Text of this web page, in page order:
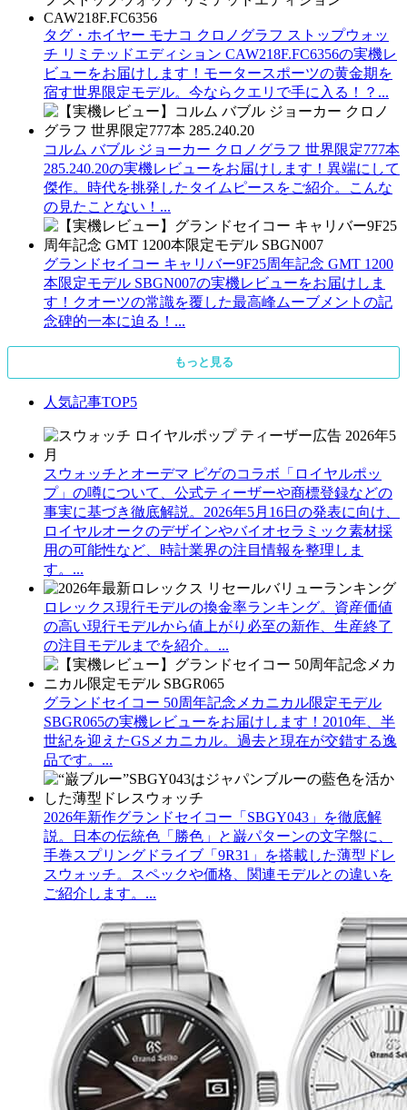
タグ・ホイヤー モナコ クロノグラフ ストップウォッ
チ リミテッドエディション CAW218F.FC6356の実機レ
ビューをお届けします！モータースポーツの黄金期を
宿す世界限定モデル。今ならクエリで手に入る！？...
コルム バブル ジョーカー クロノグラフ 世界限定777本
285.240.20の実機レビューをお届けします！異端にして
傑作。時代を挑発したタイムピースをご紹介。こんな
の見たことない！...
グランドセイコー キャリバー9F25周年記念 GMT 1200
本限定モデル SBGN007の実機レビューをお届けしま
す！クオーツの常識を覆した最高峰ムーブメントの記
念碑的一本に迫る！...
もっと見る
人気記事TOP5
スウォッチとオーデマ ピゲのコラボ「ロイヤルポッ
プ」の噂について、公式ティーザーや商標登録などの
事実に基づき徹底解説。2026年5月16日の発表に向け、
ロイヤルオークのデザインやバイオセラミック素材採
用の可能性など、時計業界の注目情報を整理しま
す。...
ロレックス現行モデルの換金率ランキング。資産価値
の高い現行モデルから値上がり必至の新作、生産終了
の注目モデルまでを紹介。...
グランドセイコー 50周年記念メカニカル限定モデル
SBGR065の実機レビューをお届けします！2010年、半
世紀を迎えたGSメカニカル。過去と現在が交錯する逸
品です。...
2026年新作グランドセイコー「SBGY043」を徹底解
説。日本の伝統色「勝色」と巌パターンの文字盤に、
手巻スプリングドライブ「9R31」を搭載した薄型ドレ
スウォッチ。スペックや価格、関連モデルとの違いを
ご紹介します。...